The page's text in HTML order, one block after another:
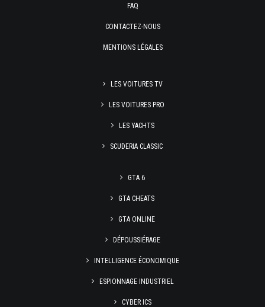
FAQ
CONTACTEZ-NOUS
MENTIONS LÉGALES
LES VOITURES TV
LES VOITURES PRO
LES YACHTS
SCUDERIA CLASSIC
GTA 6
GTA CHEATS
GTA ONLINE
DÉPOUSSIÉRAGE
INTELLIGENCE ÉCONOMIQUE
ESPIONNAGE INDUSTRIEL
CYBER ICS